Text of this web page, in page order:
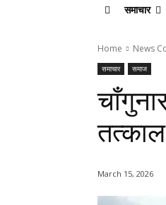
समाचार
Home News
समाचार समाज
March 15, 2026